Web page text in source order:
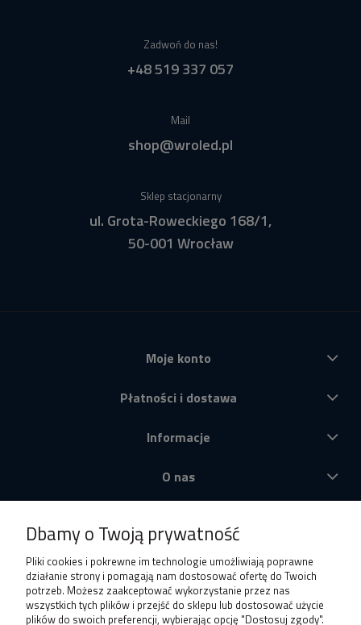
Zadwoń do nas!
+48 519 337 057
Mail
shop@wroled.pl
Sklep stacjonarny
ul. Grota-Roweckiego 168/1,
50-001 Wrocław
Moje konto
Płatności i dostawa
Informacje
O nas
Dbamy o Twoją prywatność
Pliki cookies i pokrewne im technologie umożliwiają poprawne
działanie strony i pomagają nam dostosować ofertę do Twoich
potrzeb. Możesz zaakceptować wykorzystanie przez nas
wszystkich tych plików i przejść do sklepu lub dostosować użycie
plików do swoich preferencji, wybierając opcję "Dostosuj zgody".